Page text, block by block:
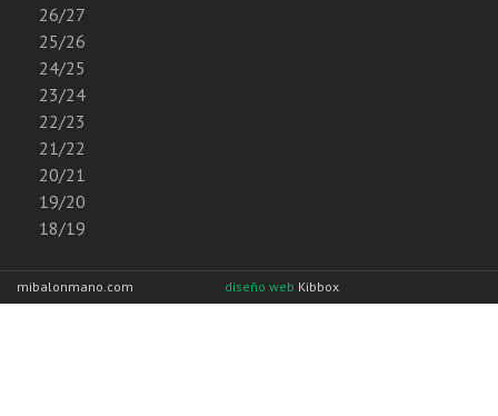
26/27
25/26
24/25
23/24
22/23
21/22
20/21
19/20
18/19
mibalonmano.com diseño web Kibbox